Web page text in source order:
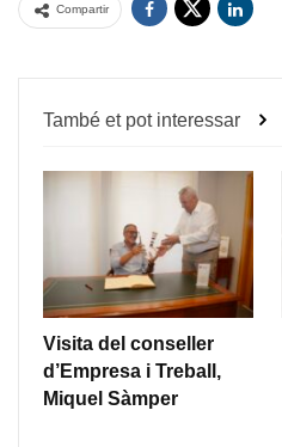
Compartir
També et pot interessar
Visita del conseller
d’Empresa i Treball,
Miquel Sàmper